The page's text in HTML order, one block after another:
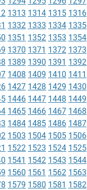
1313 1314 1315 1316
1332 1333 1334 1335
1351 1352 1353 1354
1370 1371 1372 1373
1389 1390 1391 1392
1408 1409 1410 1411
1427 1428 1429 1430
1446 1447 1448 1449
1465 1466 1467 1468
1484 1485 1486 1487
1503 1504 1505 1506
1522 1523 1524 1525
1541 1542 1543 1544
1560 1561 1562 1563
1579 1580 1581 1582